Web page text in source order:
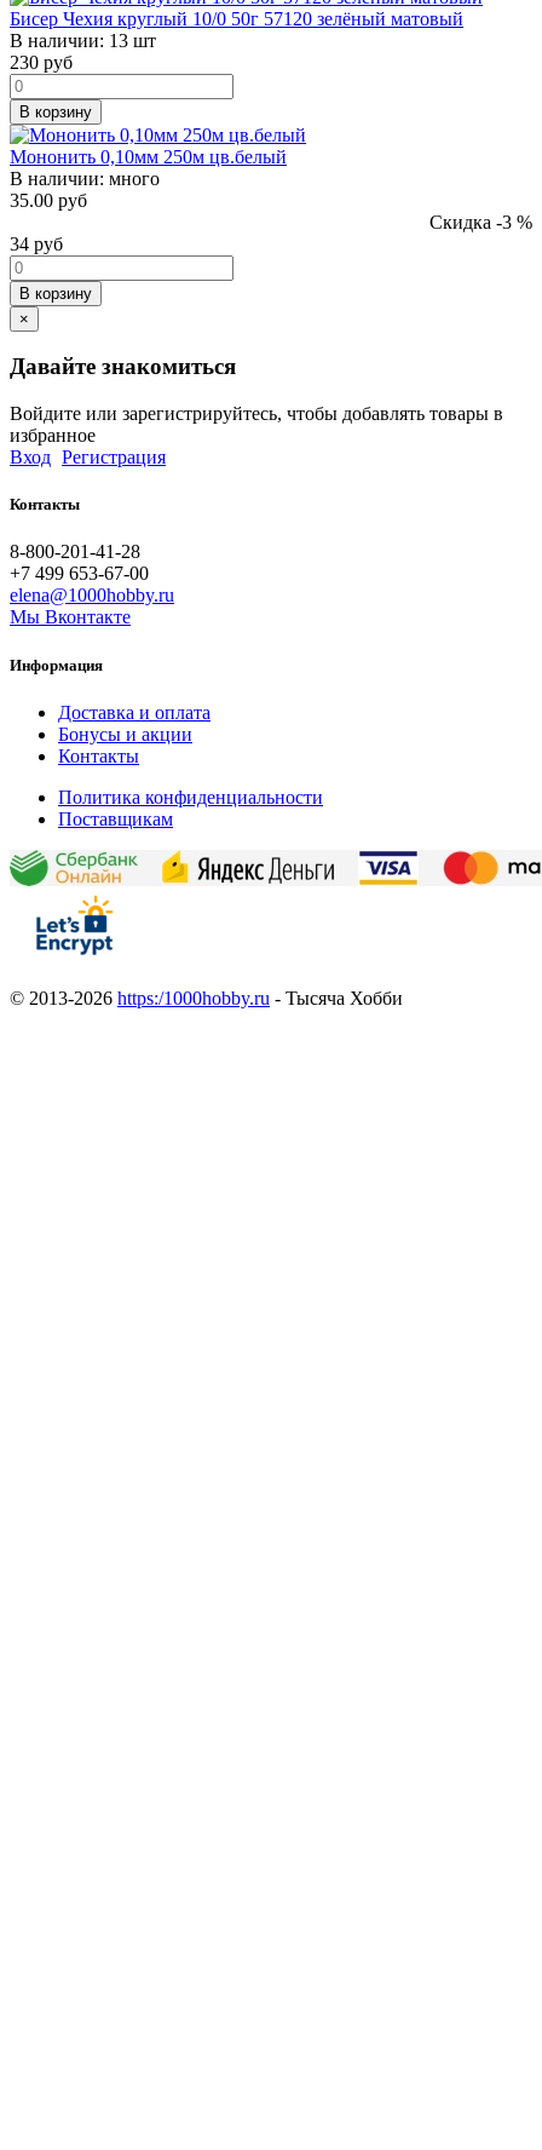
Бисер Чехия круглый 10/0 50г 57120 зелёный матовый
В наличии: 13 шт
230 руб
В корзину
Мононить 0,10мм 250м цв.белый
В наличии: много
35.00 руб
Скидка -3 %
34 руб
В корзину
×
Давайте знакомиться
Войдите или зарегистрируйтесь, чтобы добавлять товары в
избранное
Вход Регистрация
Контакты
8-800-201-41-28
+7 499 653-67-00
elena@1000hobby.ru
Мы Вконтакте
Информация
Доставка и оплата
Бонусы и акции
Контакты
Политика конфиденциальности
Поставщикам
© 2013-2026 https:/1000hobby.ru - Тысяча Хобби